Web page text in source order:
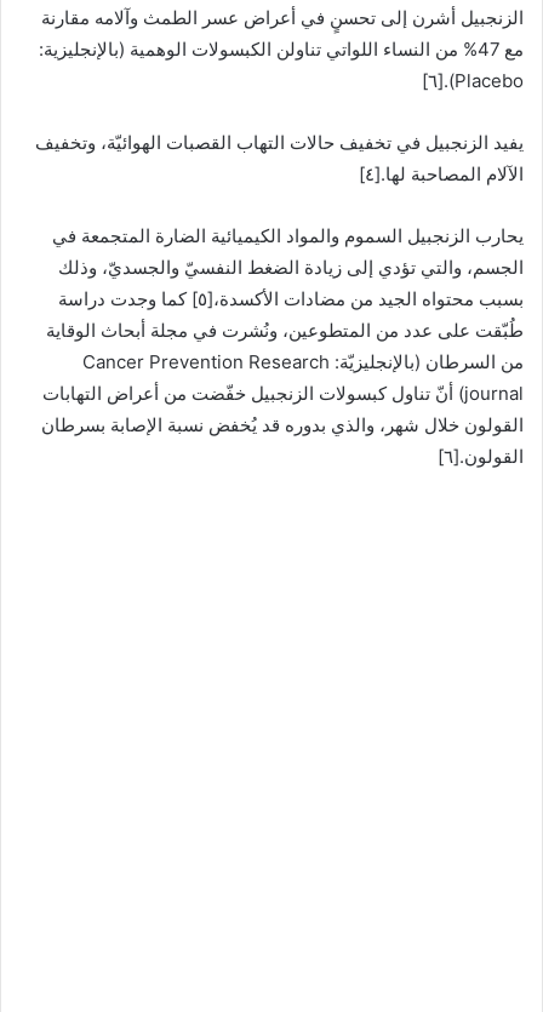
الزنجبيل أشرن إلى تحسنٍ في أعراض عسر الطمث وآلامه مقارنة
مع 47% من النساء اللواتي تناولن الكبسولات الوهمية (بالإنجليزية:
Placebo).[٦]
يفيد الزنجبيل في تخفيف حالات التهاب القصبات الهوائيّة، وتخفيف
الآلام المصاحبة لها.[٤]
يحارب الزنجبيل السموم والمواد الكيميائية الضارة المتجمعة في
الجسم، والتي تؤدي إلى زيادة الضغط النفسيّ والجسديّ، وذلك
بسبب محتواه الجيد من مضادات الأكسدة،[٥] كما وجدت دراسة
طُبّقت على عدد من المتطوعين، ونُشرت في مجلة أبحاث الوقاية
من السرطان (بالإنجليزيّة: Cancer Prevention Research
journal) أنّ تناول كبسولات الزنجبيل خفّضت من أعراض التهابات
القولون خلال شهر، والذي بدوره قد يُخفض نسبة الإصابة بسرطان
القولون.[٦]